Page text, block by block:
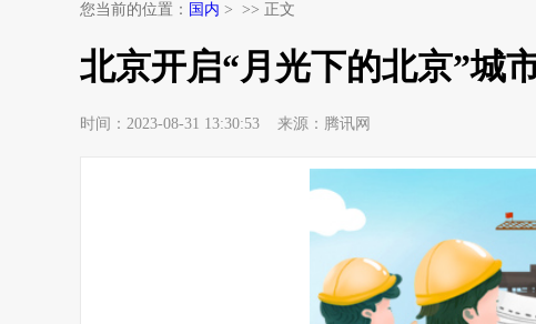
您当前的位置： 国内 > >> 正文
北京开启“月光下的北京”城
时间：2023-08-31 13:30:53 来源：腾讯网